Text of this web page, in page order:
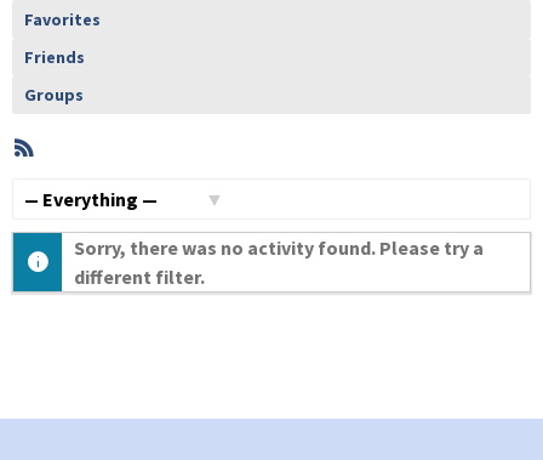
Favorites
Friends
Groups
Member
Activities
Sorry, there was no activity found. Please try a
different filter.